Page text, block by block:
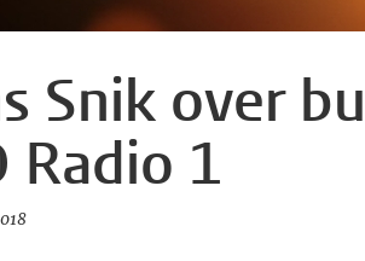
Snik over
Radio 1